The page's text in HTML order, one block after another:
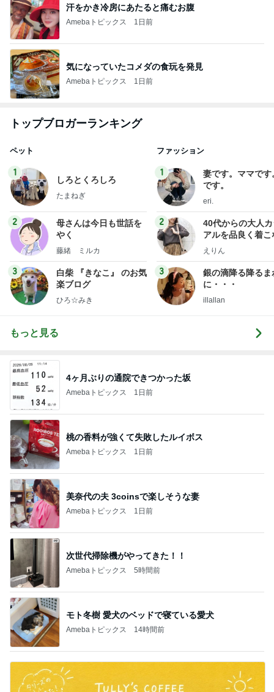
汗をかき冷房にあたると痛むお腹
Amebaトピックス 1日前
気になっていたコメダの食玩を発見
Amebaトピックス 1日前
トップブロガーランキング
ペット
1
しろとくろしろ
たまねぎ
2
母さんは今日も世話を
やく
藤緒 ミルカ
3
白柴 『きなこ』 のお気
楽ブログ
ひろ☆みき
ファッション
1
妻です。ママです
です。
eri.
2
40代からの大人
アルを品良く着こ
ファッションブロ
えりん
3
銀の滴降る降るま
に・・・
illallan
もっと見る
4ヶ月ぶりの通院できつかった坂
Amebaトピックス 1日前
桃の香料が強くて失敗したルイボス
Amebaトピックス 1日前
美奈代の夫 3coinsで楽しそうな妻
Amebaトピックス 1日前
次世代掃除機がやってきた！！
Amebaトピックス 5時間前
モト冬樹 愛犬のベッドで寝ている愛犬
Amebaトピックス 14時間前